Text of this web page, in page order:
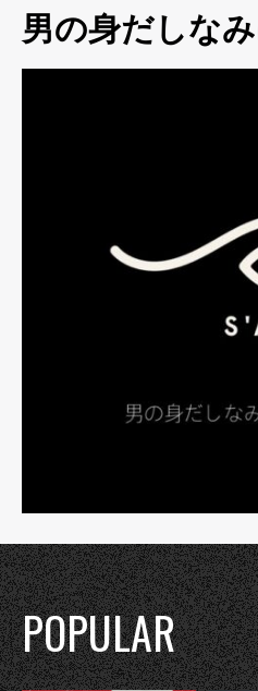
男の身だしなみ
POPULAR